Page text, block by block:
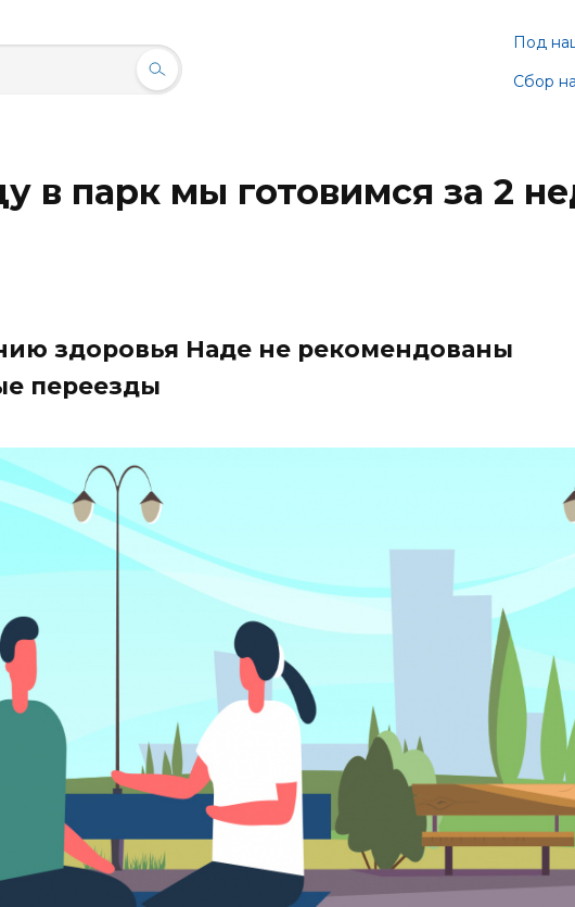
Под
Сбор
в парк мы готовимся за 2
здоровья Наде не рекомендованы
переезды